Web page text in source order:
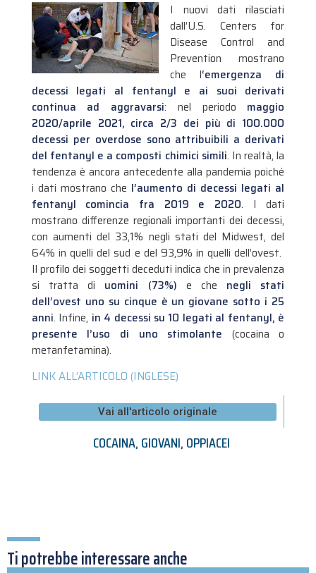
I nuovi dati rilasciati
dall’U.S. Centers for
Disease Control and
Prevention mostrano
che l‘emergenza di
decessi legati al fentanyl e ai suoi derivati
continua ad aggravarsi: nel periodo maggio
2020/aprile 2021, circa 2/3 dei più di 100.000
decessi per overdose sono attribuibili a derivati
del fentanyl e a composti chimici simili. In realtà, la
tendenza è ancora antecedente alla pandemia poiché
i dati mostrano che l’aumento di decessi legati al
fentanyl comincia fra 2019 e 2020. I dati
mostrano differenze regionali importanti dei decessi,
con aumenti del 33,1% negli stati del Midwest, del
64% in quelli del sud e del 93,9% in quelli dell’ovest.
Il profilo dei soggetti deceduti indica che in prevalenza
si tratta di uomini (73%) e che negli stati
dell’ovest uno su cinque è un giovane sotto i 25
anni. Infine, in 4 decessi su 10 legati al fentanyl, è
presente l’uso di uno stimolante (cocaina o
metanfetamina).
LINK ALL’ARTICOLO (INGLESE)
Vai all'articolo originale
COCAINA,GIOVANI,OPPIACEI
Ti potrebbe interessare anche